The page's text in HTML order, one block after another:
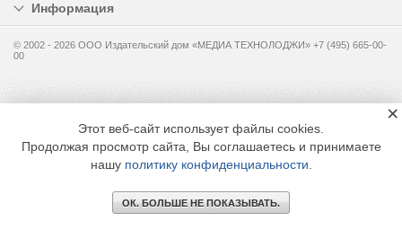
Информация
© 2002 - 2026 OOO Издательский дом «МЕДИА ТЕХНОЛОДЖИ» +7 (495) 665-00-
00
Этот веб-сайт использует файлы cookies.
Продолжая просмотр сайта, Вы соглашаетесь и принимаете
нашу политику конфиденциальности
ОК. БОЛЬШЕ НЕ ПОКАЗЫВАТЬ.
×